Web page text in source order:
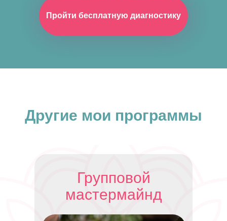
Пройти бесплатную диагностику
Другие мои программы
Групповой
мастермайнд